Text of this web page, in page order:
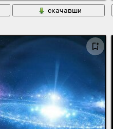
скачавши